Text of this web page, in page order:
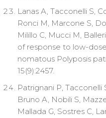
Lanas A, Tacconelli S,
Ronci M, Marcone S,
Milillo C, Mucci M,
of response to low-
nomatous Polyposis
15(9):2457.
Patrignani P, Tacconelli
Bruno A, Nobili S,
Mallada G, Sostres C,